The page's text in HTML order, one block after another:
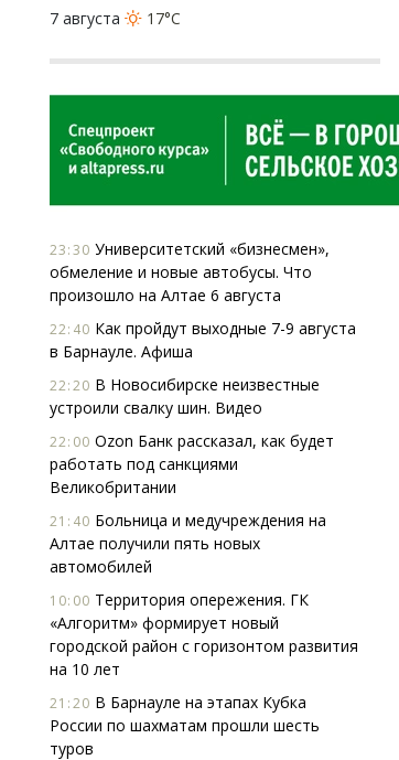
7 августа
17°C
23:30 Университетский «бизнесмен»,
обмеление и новые автобусы. Что
произошло на Алтае 6 августа
22:40 Как пройдут выходные 7-9 августа
в Барнауле. Афиша
22:20 В Новосибирске неизвестные
устроили свалку шин. Видео
22:00 Ozon Банк рассказал, как будет
работать под санкциями
Великобритании
21:40 Больница и медучреждения на
Алтае получили пять новых
автомобилей
10:00 Территория опережения. ГК
«Алгоритм» формирует новый
городской район с горизонтом развития
на 10 лет
21:20 В Барнауле на этапах Кубка
России по шахматам прошли шесть
туров